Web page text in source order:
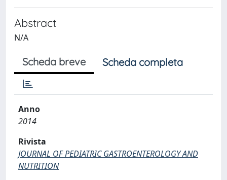
Abstract
N/A
Scheda breve Scheda completa
Anno
2014
Rivista
JOURNAL OF PEDIATRIC GASTROENTEROLOGY AND
NUTRITION